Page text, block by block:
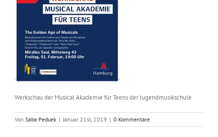
Werkschau der Musical Akademie für Teens der Jugendmusikschule
Von Saba Peduek | Januar 21st, 2019 | 0 Kommentare